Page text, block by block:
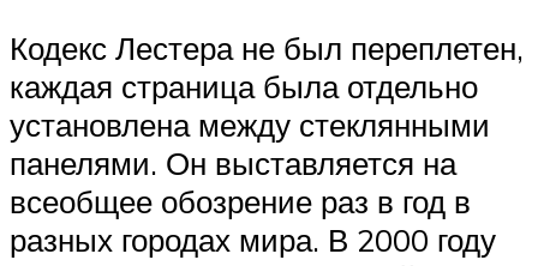
Кодекс Лестера не был переплетен,
каждая страница была отдельно
установлена ​​между стеклянными
панелями. Он выставляется на
всеобщее обозрение раз в год в
разных городах мира. В 2000 году